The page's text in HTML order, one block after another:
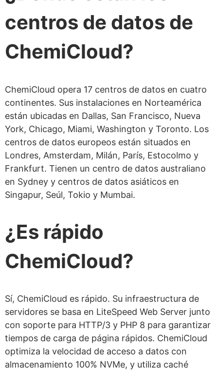
centros de datos de
ChemiCloud?
ChemiCloud opera 17 centros de datos en cuatro
continentes. Sus instalaciones en Norteamérica
están ubicadas en Dallas, San Francisco, Nueva
York, Chicago, Miami, Washington y Toronto. Los
centros de datos europeos están situados en
Londres, Amsterdam, Milán, París, Estocolmo y
Frankfurt. Tienen un centro de datos australiano
en Sydney y centros de datos asiáticos en
Singapur, Seúl, Tokio y Mumbai.
¿Es rápido
ChemiCloud?
Sí, ChemiCloud es rápido. Su infraestructura de
servidores se basa en LiteSpeed Web Server junto
con soporte para HTTP/3 y PHP 8 para garantizar
tiempos de carga de página rápidos. ChemiCloud
optimiza la velocidad de acceso a datos con
almacenamiento 100% NVMe, y utiliza caché